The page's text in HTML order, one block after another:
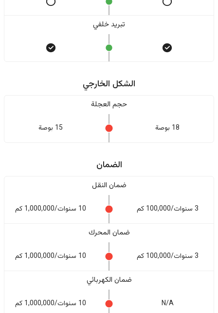
تبريد خلفي
الشكل الخارجي
حجم العجلة
18 بوصة 15 بوصة
الضمان
ضمان النقل
3 سنوات/100,000 كم 10 سنوات/1,000,000 كم
ضمان المحرك
3 سنوات/100,000 كم 10 سنوات/1,000,000 كم
ضمان الكهربائي
N/A 10 سنوات/1,000,000 كم